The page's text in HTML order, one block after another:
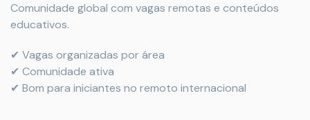
Comunidade global com vagas remotas e conteúdos
educativos.
✔ Vagas organizadas por área
✔ Comunidade ativa
✔ Bom para iniciantes no remoto internacional